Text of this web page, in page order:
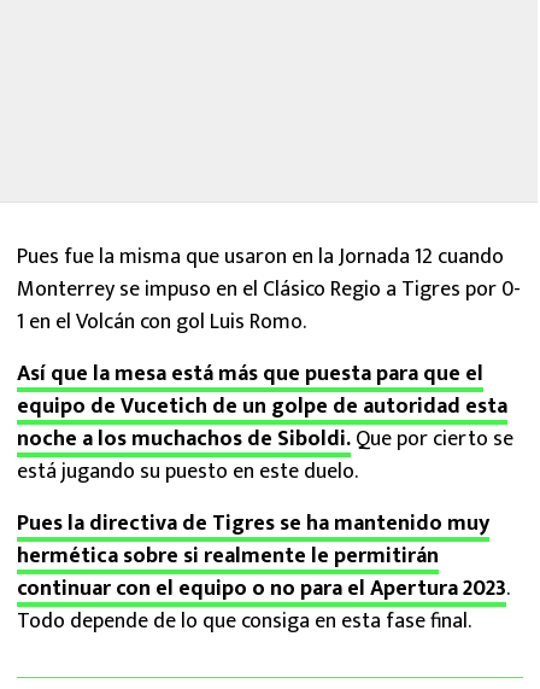
Pues fue la misma que usaron en la Jornada 12 cuando
Monterrey se impuso en el Clásico Regio a Tigres por 0-
1 en el Volcán con gol Luis Romo.
Así que la mesa está más que puesta para que el
equipo de Vucetich de un golpe de autoridad esta
noche a los muchachos de Siboldi.Que por cierto se
está jugando su puesto en este duelo.
Pues la directiva de Tigres se ha mantenido muy
hermética sobre si realmente le permitirán
continuar con el equipo o no para el Apertura 2023.
Todo depende de lo que consiga en esta fase final.